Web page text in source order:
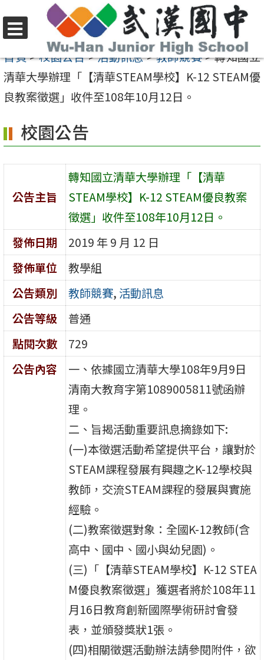
至
要
內
區
選
單
首頁>校園公告>活動訊息>教師競賽>轉知國立
清華大學辦理「【清華STEAM學校】K-12 STEAM優
良教案徵選」收件至108年10月12日。
校園公告
公告主旨
轉知國立清華大學辦理「【清華
STEAM學校】K-12 STEAM優良教案
徵選」收件至108年10月12日。
發佈日期
2019 年 9 月 12 日
發佈單位
教學組
公告類別
教師競賽, 活動訊息
公告等級
普通
點閱次數
729
公告內容
一、依據國立清華大學108年9月9日
清南大教育字第1089005811號函辦
理。
二、旨揭活動重要訊息摘錄如下:
(一)本徵選活動希望提供平台，讓對於
STEAM課程發展有興趣之K-12學校與
教師，交流STEAM課程的發展與實施
經驗。
(二)教案徵選對象：全國K-12教師(含
高中、國中、國小與幼兒園)。
(三)「【清華STEAM學校】K-12 STEA
M優良教案徵選」獲選者將於108年11
月16日教育創新國際學術研討會發
表，並頒發獎狀1張。
(四)相關徵選活動辦法請參閱附件，欲